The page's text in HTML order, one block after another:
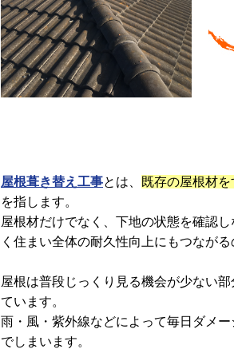
屋根葺き替え工事とは、
既存の屋根材
を指します。
屋根材だけでなく、下地の状態を確認
く住まい全体の耐久性向上にもつなが
屋根は普段じっくり見る機会が少ない
ています。
雨・風・紫外線などによって毎日ダメ
でしまいます。